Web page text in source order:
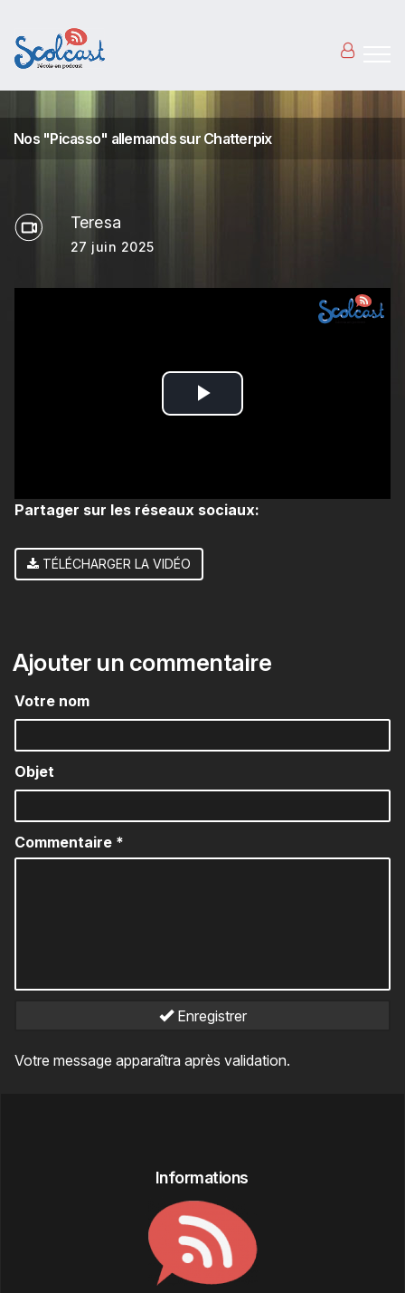
Nos "Picasso" allemands sur Chatterpix
Teresa
27 juin 2025
Play
Partager sur les réseaux sociaux:
TÉLÉCHARGER LA VIDÉO
Ajouter un commentaire
Votre nom
Objet
Commentaire *
Enregistrer
Votre message apparaîtra après validation.
Informations